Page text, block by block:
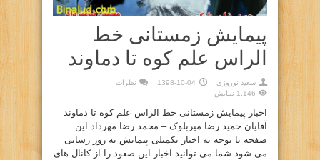
پیمایش زمستانی خط
الراس علم کوه تا دماوند
سعيد نوروزي 1398-10-04
نظرات
1,146 نمایش
اخبار پیمایش زمستانی خط الراس علم کوه تا دماوند
آقایان حمید رضا میربلوک – محمد رضا مهرداد این
صفجه با توجه به اخبار تکمیلی پیمایش به روز رسانی
می شود شما می توانید اخبار این صعود را از کانال های